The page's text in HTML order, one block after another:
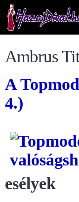
Ambrus
A
4.)
esélyek